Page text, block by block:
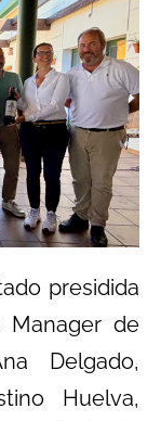
presidida
Manager de
Delgado,
Huelva,